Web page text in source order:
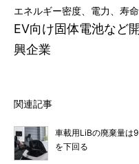
EV向け固体電池など
興企業
エネルギー密度、電力、寿
関連記事
車載用LiBの廃棄量は
を下回る